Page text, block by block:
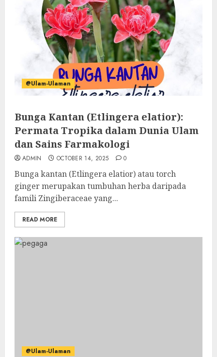
@Ulam-Ulaman
Bunga Kantan (Etlingera elatior):
Permata Tropika dalam Dunia Ulam
dan Sains Farmakologi
ADMIN OCTOBER 14, 2025 0
Bunga kantan (Etlingera elatior) atau torch
ginger merupakan tumbuhan herba daripada
famili Zingiberaceae yang...
READ MORE
@Ulam-Ulaman